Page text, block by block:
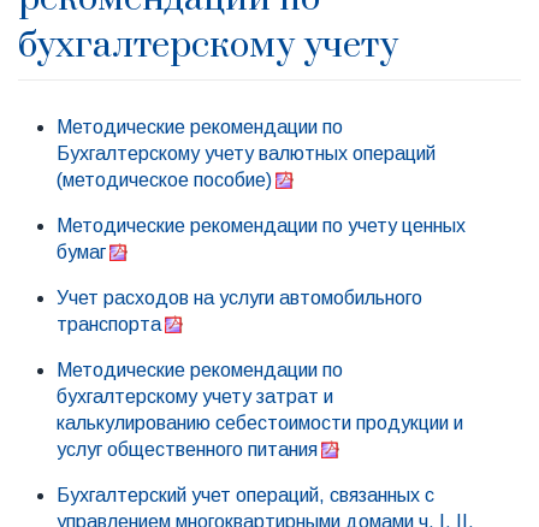
бухгалтерскому учету
Методические рекомендации по
Бухгалтерскому учету валютных операций
(методическое пособие)
Методические рекомендации по учету ценных
бумаг
Учет расходов на услуги автомобильного
транспорта
Методические рекомендации по
бухгалтерскому учету затрат и
калькулированию себестоимости продукции и
услуг общественного питания
Бухгалтерский учет операций, связанных с
управлением многоквартирными домами ч. I, II,